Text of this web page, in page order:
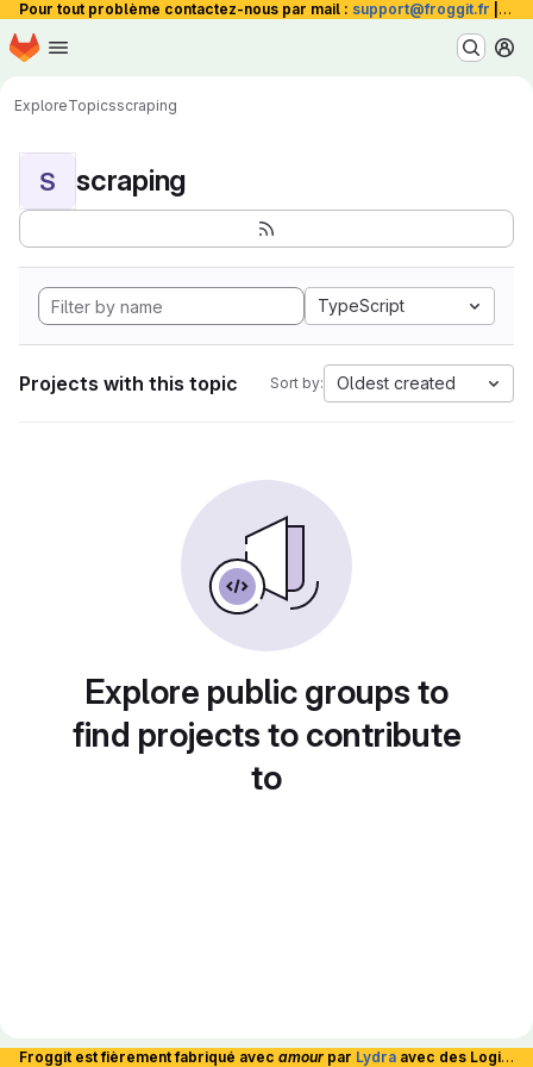
Pour tout problème contactez-nous par mail : support@froggit.fr La
Skip to main content
Homepage
ExploreTopicsscraping
S scraping
TypeScript
Projects with this topic Sort by: Oldest created
Explore public groups to
find projects to contribute
to
Froggit est fièrement fabriqué avec amour par Lydra avec des Logiciels Libres et hébergé en